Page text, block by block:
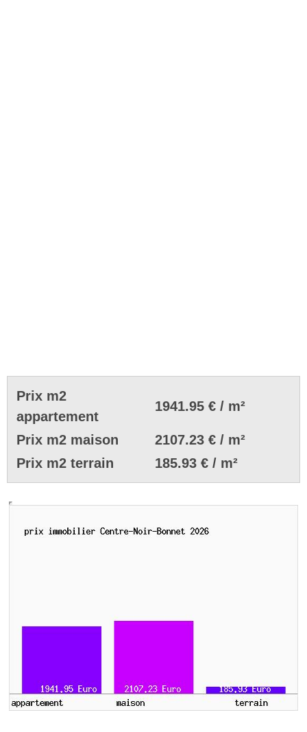
Prix m2
appartement
1941.95 € / m²
Prix m2 maison
2107.23 € / m²
Prix m2 terrain
185.93 € / m²